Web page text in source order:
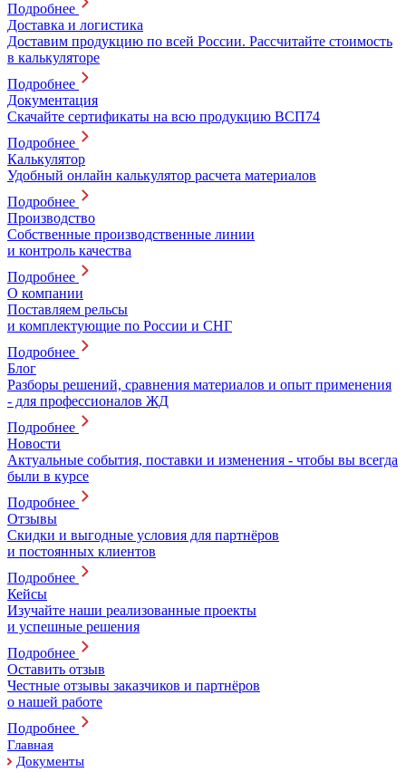
Подробнее
Доставка и логистика
Доставим продукцию по всей России. Рассчитайте стоимость
в калькуляторе
Подробнее
Документация
Скачайте сертификаты на всю продукцию ВСП74
Подробнее
Калькулятор
Удобный онлайн калькулятор расчета материалов
Подробнее
Производство
Собственные производственные линии
и контроль качества
Подробнее
О компании
Поставляем рельсы
и комплектующие по России и СНГ
Подробнее
Блог
Разборы решений, сравнения материалов и опыт применения
- для профессионалов ЖД
Подробнее
Новости
Актуальные события, поставки и изменения - чтобы вы всегда
были в курсе
Подробнее
Отзывы
Скидки и выгодные условия для партнёров
и постоянных клиентов
Подробнее
Кейсы
Изучайте наши реализованные проекты
и успешные решения
Подробнее
Оставить отзыв
Честные отзывы заказчиков и партнёров
о нашей работе
Подробнее
Главная
Документы